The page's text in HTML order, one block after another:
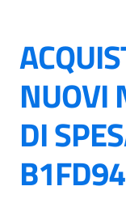
NUOVI
DI